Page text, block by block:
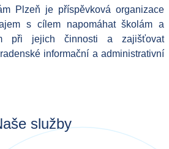
Plzeň je příspěvková organizace
s cílem napomáhat školám a
při jejich činnosti a zajišťovat
informační a administrativní
služby